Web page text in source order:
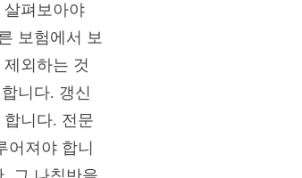
펴보아야
보험에서 보
외하는 것
니다. 갱신
니다. 전문
져야 합니